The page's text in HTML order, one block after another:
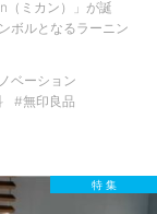
（ミカン）」が誕
ボルとなるラーニン
ベーション
#無印良品
特 集